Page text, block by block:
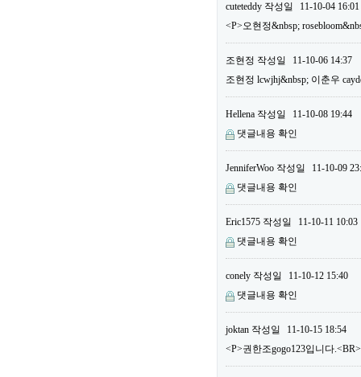
cuteteddy 작성일
11-10-04 16:01
<P>오현정&nbsp;
조현정 작성일
11-10-06 14:37
조현정 lcwjhj&nbsp; 이춘우
Hellena 작성일
11-10-08 19:44
댓글내용 확인
JenniferWoo 작성일
11-10-09
댓글내용 확인
Eric1575 작성일
11-10-11 10:03
댓글내용 확인
conely 작성일
11-10-12 15:40
댓글내용 확인
joktan 작성일
11-10-15 18:54
<P>권한조gogo123입니다